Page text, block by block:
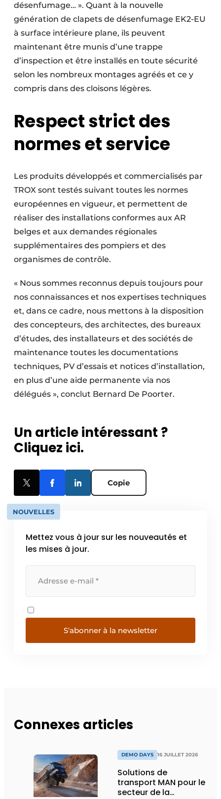
désenfumage… ». Quant à la nouvelle
génération de clapets de désenfumage EK2-EU
à surface intérieure plane, ils peuvent
maintenant être munis d’une trappe
d’inspection et être installés en toute sécurité
selon les nombreux montages agréés et ce y
compris dans des cloisons légères.
Respect strict des
normes et service
Les produits développés et commercialisés par
TROX sont testés suivant toutes les normes
européennes en vigueur, et permettent de
réaliser des installations conformes aux AR
belges et aux demandes régionales
supplémentaires des pompiers et des
organismes de contrôle.
« Nous sommes reconnus depuis toujours pour
nos connaissances et nos expertises techniques
et, dans ce cadre, nous mettons à la disposition
des concepteurs, des architectes, des bureaux
d’études, des installateurs et des sociétés de
maintenance toutes les documentations
techniques, PV d’essais et notices d’installation,
en plus d’une aide permanente via nos
délégués », conclut Bernard De Poorter.
Un article intéressant ?
Cliquez ici.
Copie
NOUVELLES
Mettez vous à jour sur les nouveautés et
les mises à jour.
S'abonner à la newsletter
Connexes articles
DEMO DAYS 16 JUILLET 2026
Solutions de
transport MAN pour le
secteur de la